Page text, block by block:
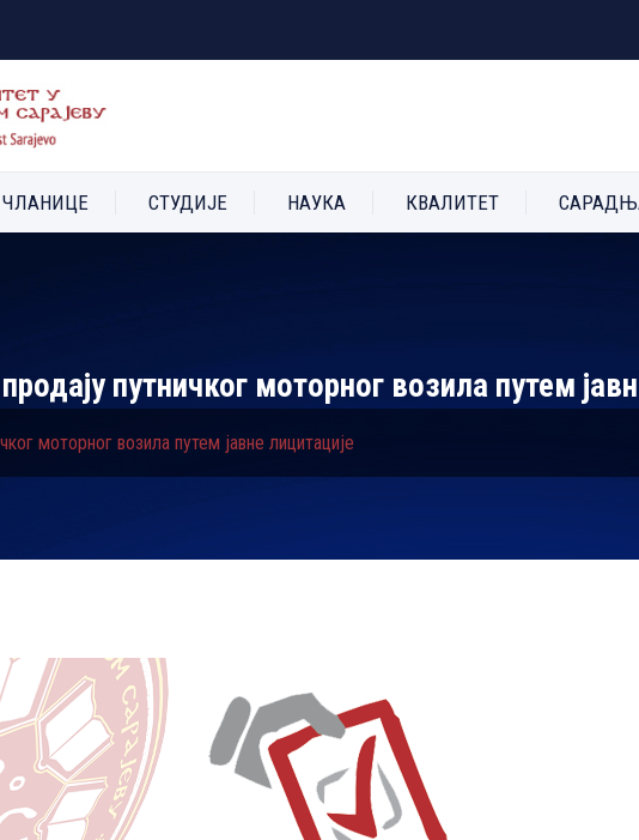
ЧЛАНИЦЕ СТУДИЈЕ НАУКА КВАЛИТЕТ
путничког моторног возила путем
моторног возила путем јавне лицитације